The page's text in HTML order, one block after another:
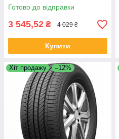
Готово до відправки
3 545,52 ₴ 4 029 ₴
Купити
Хіт продажу –12%